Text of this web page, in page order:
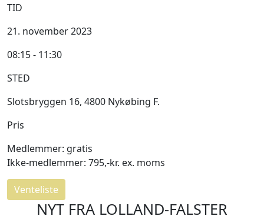
TID
21. november 2023
08:15 - 11:30
STED
Slotsbryggen 16, 4800 Nykøbing F.
Pris
Medlemmer: gratis
Ikke-medlemmer: 795,-kr. ex. moms
Venteliste
NYT FRA LOLLAND-FALSTER